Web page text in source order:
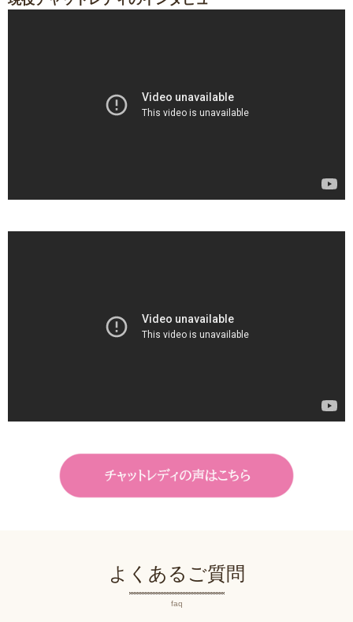
よくあるご質問
faq